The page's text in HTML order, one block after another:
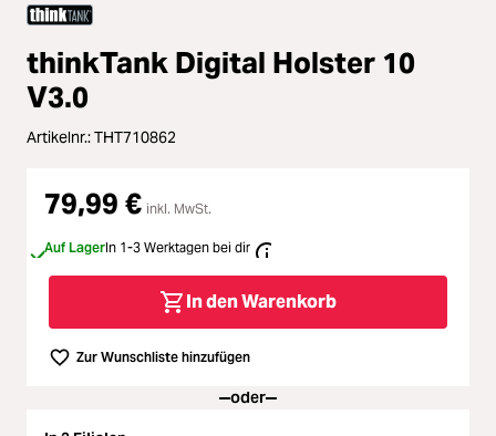
Loading...
Loading...Licht & Studio
Loading...
Loading...Ferngläser
Loading... Second Hand
Loading...SALE
thinkTank Digital Holster 10
V3.0
Artikelnr.:THT710862
79,99 € inkl. MwSt.
Auf LagerIn 1-3 Werktagen bei dir
In den Warenkorb
Zur Wunschliste hinzufügen
oder